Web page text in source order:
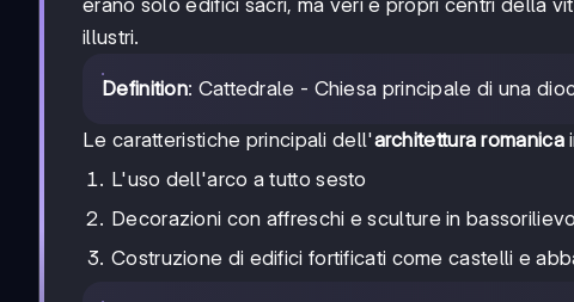
illustri.
Definition: Cattedrale - Chiesa principale di una
Le caratteristiche principali dell'architettura romanica
L'uso dell'arco a tutto sesto
Decorazioni con affreschi e sculture in bassorilievo
Costruzione di edifici fortificati come castelli e